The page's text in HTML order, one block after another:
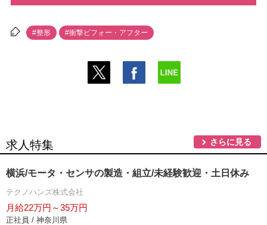
#整形 #衝撃ビフォー・アフター
求人特集 さらに見る
横浜/モータ・センサの製造・組立/未経験歓迎・土日休み
テクノハンズ株式会社
月給22万円～35万円
正社員 / 神奈川県